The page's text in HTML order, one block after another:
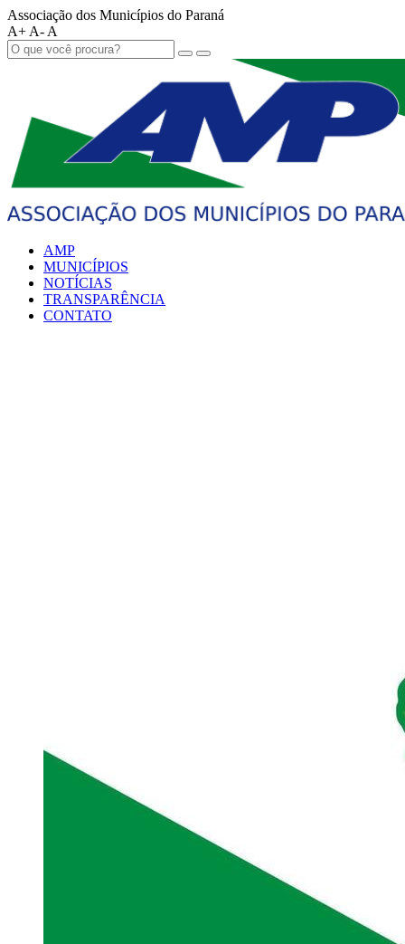
Associação dos Municípios do Paraná
A+ A- A
AMP
MUNICÍPIOS
NOTÍCIAS
TRANSPARÊNCIA
CONTATO